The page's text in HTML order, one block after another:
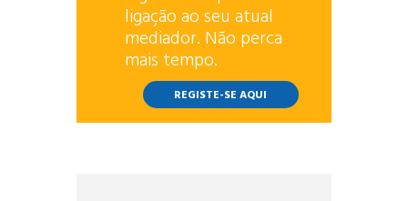
ligação ao seu atual
mediador. Não perca
mais tempo.
REGISTE-SE AQUI